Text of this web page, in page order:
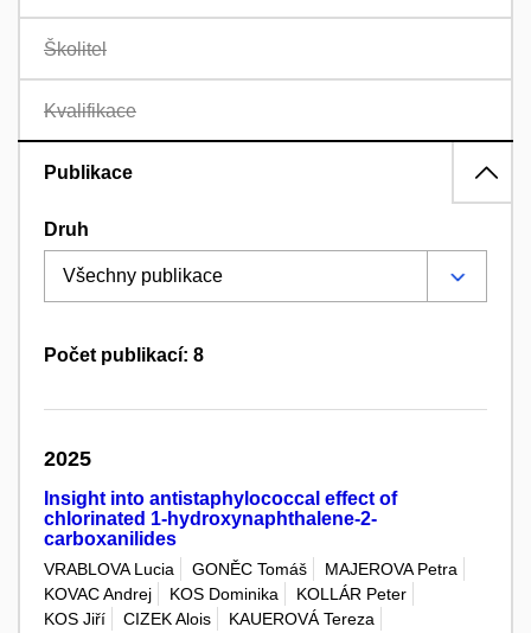
Školitel
Kvalifikace
Publikace
Druh
Počet publikací: 8
2025
Insight into antistaphylococcal effect of
chlorinated 1-hydroxynaphthalene-2-
carboxanilides
VRABLOVA Lucia GONĚC Tomáš
MAJEROVA Petra
KOVAC Andrej
KOS Dominika
KOLLÁR Peter
KOS Jiří
CIZEK Alois
KAUEROVÁ Tereza